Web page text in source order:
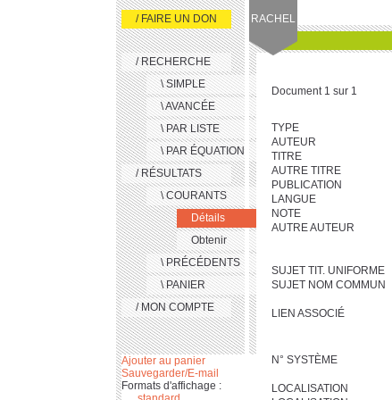
RACHEL
/ FAIRE UN DON
/ RECHERCHE
\ SIMPLE
\ AVANCÉE
\ PAR LISTE
\ PAR ÉQUATION
/ RÉSULTATS
\ COURANTS
Détails
Obtenir
\ PRÉCÉDENTS
\ PANIER
/ MON COMPTE
Ajouter au panier
Sauvegarder/E-mail
Formats d'affichage :
Document 1 sur 1
TYPE
AUTEUR
TITRE
AUTRE TITRE
PUBLICATION
LANGUE
NOTE
AUTRE AUTEUR
SUJET TIT. UNIFORME
SUJET NOM COMMUN
LIEN ASSOCIÉ
N° SYSTÈME
LOCALISATION